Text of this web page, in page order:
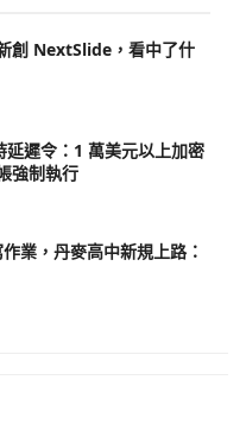
創 NextSlide，看中了什
延遲令：1 萬美元以上加密
強制執行
業，丹麥高中新規上路：